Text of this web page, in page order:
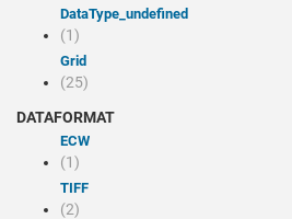
dataType_undefined
(1)
Grid
(25)
DATAFORMAT
ECW
(1)
TIFF
(2)